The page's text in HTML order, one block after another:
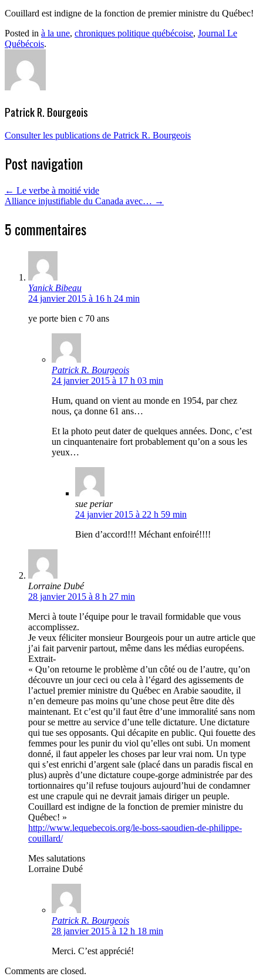
Couillard est indigne de la fonction de premier ministre du Québec!
Posted in à la une, chroniques politique québécoise, Journal Le
Québécois.
Patrick R. Bourgeois
Consulter les publications de Patrick R. Bourgeois
Post navigation
← Le verbe à moitié vide
Alliance injustifiable du Canada avec… →
5 commentaires
Yanick Bibeau
24 janvier 2015 à 16 h 24 min
ye porte bien c 70 ans
Patrick R. Bourgeois
24 janvier 2015 à 17 h 03 min
Hum, quand on vient au monde en 1954, par chez
nous, ça donne 61 ans…
Et la photo peut dater de quelques années. Donc, c’est
un cinquantenaire fort probablement qu’on a sous les
yeux…
sue periar
24 janvier 2015 à 22 h 59 min
Bien d’accord!!! Méchant enfoiré!!!!
Lorraine Dubé
28 janvier 2015 à 8 h 27 min
Merci à toute l’équipe pour le travail formidable que vous
accomplissez.
Je veux féliciter monsieur Bourgeois pour un autre article que
j’ai fait parvenir partout, même dans les médias européens.
Extrait-
« Qu’on retourne le problème d’un côté ou de l’autre, qu’on
découvre un jour ceci ou cela à l’égard des agissements de
l’actuel premier ministre du Québec en Arabie saoudite, il
n’en demeure pas moins qu’une chose peut être dite dès
maintenant. Et c’est qu’il faut être d’une immoralité sans nom
pour se mettre au service d’une telle dictature. Une dictature
qui tue ses opposants. Qui décapite en public. Qui fouette des
femmes pour les punir du viol qu’elles ont subi. Un moment
donné, il faut appeler les choses par leur vrai nom. Un type
qui s’est enrichi d’argent sale (placé dans un paradis fiscal en
plus) auprès d’une dictature coupe-gorge administrée par des
tortionnaires qu’il refuse toujours aujourd’hui de condamner
est une crapule qui ne devrait jamais diriger un peuple.
Couillard est indigne de la fonction de premier ministre du
Québec! »
http://www.lequebecois.org/le-boss-saoudien-de-philippe-
couillard/
Mes salutations
Lorraine Dubé
Patrick R. Bourgeois
28 janvier 2015 à 12 h 18 min
Merci. C’est apprécié!
Comments are closed.